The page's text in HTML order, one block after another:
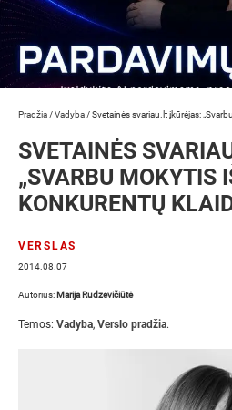
Pradžia /Vadyba /Svetainės svariau.lt įkūrėjas:
SVETAINĖS
„SVARBU MOKYTIS
KONKURENTŲ
VERSLAS
2014.08.07
Autorius: Marija Rudzevičiūtė
Temos: Vadyba, Verslo pradžia.